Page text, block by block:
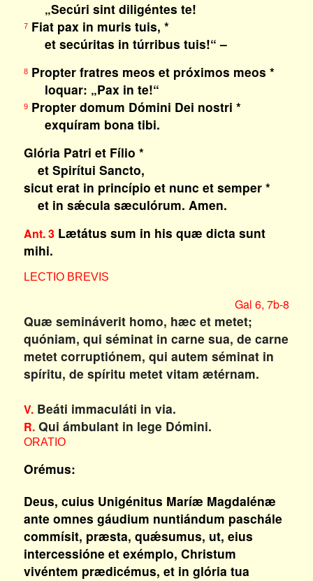
„Secúri sint diligéntes te!
7Fiat pax in muris tuis, *
et secúritas in túrribus tuis!“ –
8Propter fratres meos et próximos meos *
loquar: „Pax in te!“
9Propter domum Dómini Dei nostri *
exquíram bona tibi.
Glória Patri et Fílio *
et Spirítui Sancto,
sicut erat in princípio et nunc et semper *
et in sǽcula sæculórum. Amen.
Ant. 3Lætátus sum in his quæ dicta sunt
mihi.
LECTIO BREVIS
Gal 6, 7b-8
Quæ semináverit homo, hæc et metet;
quóniam, qui séminat in carne sua, de carne
metet corruptiónem, qui autem séminat in
spíritu, de spíritu metet vitam ætérnam.
V.Beáti immaculáti in via.
R.Qui ámbulant in lege Dómini.
ORATIO
Orémus:
Deus, cuius Unigénitus Maríæ Magdalénæ
ante omnes gáudium nuntiándum paschále
commísit, præsta, quǽsumus, ut, eius
intercessióne et exémplo, Christum
vivéntem prædicémus, et in glória tua